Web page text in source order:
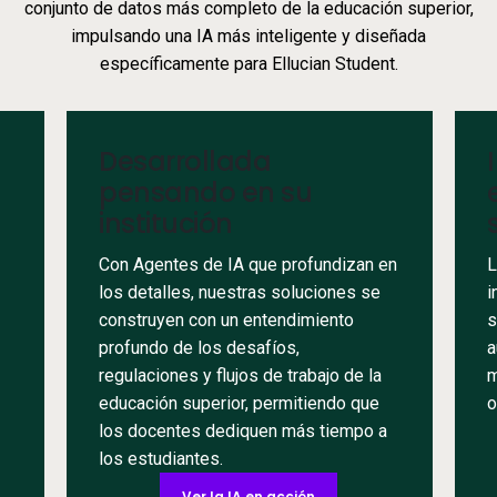
conjunto de datos más completo de la educación superior,
impulsando una IA más inteligente y diseñada
específicamente para Ellucian Student.
Desarrollada
pensando en su
institución
Con Agentes de IA que profundizan en
los detalles, nuestras soluciones se
construyen con un entendimiento
profundo de los desafíos,
regulaciones y flujos de trabajo de la
educación superior, permitiendo que
los docentes dediquen más tiempo a
los estudiantes.